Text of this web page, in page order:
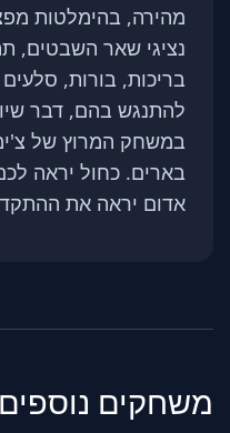
מהירה, בהימלטות
נציגי שאר השבטים,
בריכות, בורות,
להתנגש בהם, דבר
במשחק המרוץ של
בארים. כחול יראה
אדום יראה את
משחקים